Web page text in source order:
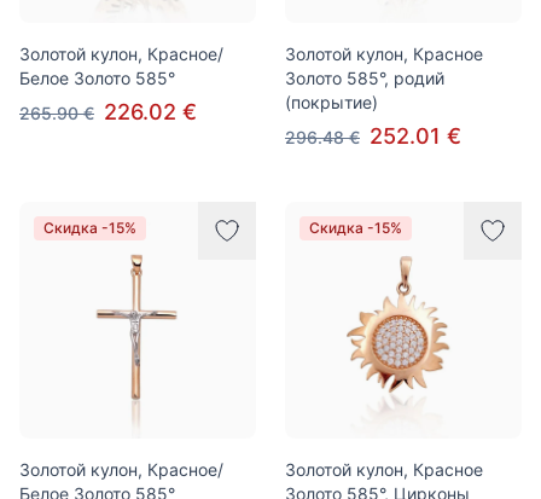
Золотой кулон, Красное/
Белое Золото 585°
265.90 € 226.02 €
Золотой кулон, Красное
Золото 585°, родий
(покрытие)
296.48 € 252.01 €
Скидка -15%
Золотой кулон, Красное/
Белое Золото 585°
Скидка -15%
Золотой кулон, Красное
Золото 585°, Цирконы